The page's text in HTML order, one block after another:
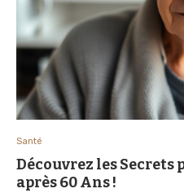
Santé
Découvrez les
après 60 Ans !